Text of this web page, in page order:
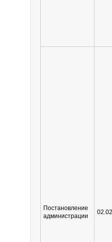
Постановление
администрации